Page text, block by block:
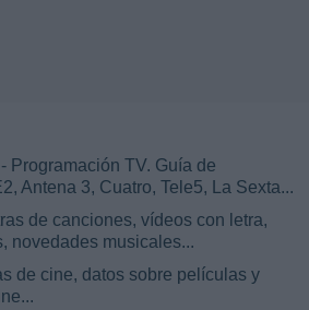
- Programación TV. Guía de
Antena 3, Cuatro, Tele5, La Sexta...
de canciones, vídeos con letra,
novedades musicales...
de cine, datos sobre películas y